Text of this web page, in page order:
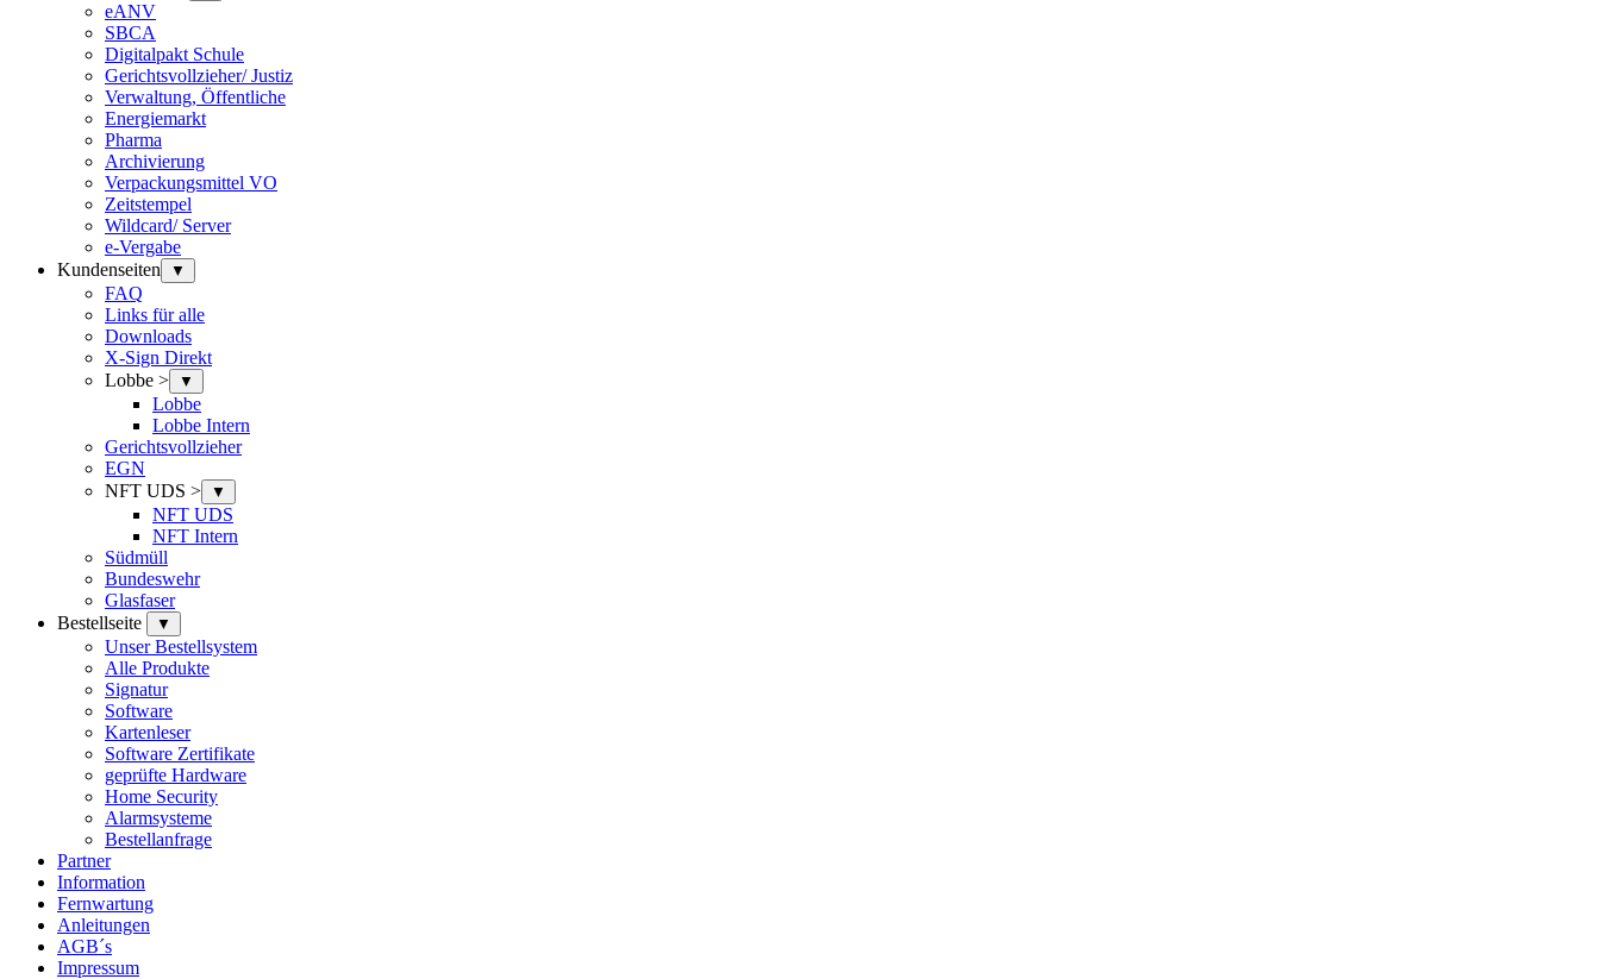
eANV
SBCA
Digitalpakt Schule
Gerichtsvollzieher/ Justiz
Verwaltung, Öffentliche
Energiemarkt
Pharma
Archivierung
Verpackungsmittel VO
Zeitstempel
Wildcard/ Server
e-Vergabe
Kundenseiten
▼
FAQ
Links für alle
Downloads
X-Sign Direkt
Lobbe >
▼
Lobbe
Lobbe Intern
Gerichtsvollzieher
EGN
NFT UDS >
▼
NFT UDS
NFT Intern
Südmüll
Bundeswehr
Glasfaser
Bestellseite
▼
Unser Bestellsystem
Alle Produkte
Signatur
Software
Kartenleser
Software Zertifikate
geprüfte Hardware
Home Security
Alarmsysteme
Bestellanfrage
Partner
Information
Fernwartung
Anleitungen
AGB´s
Impressum